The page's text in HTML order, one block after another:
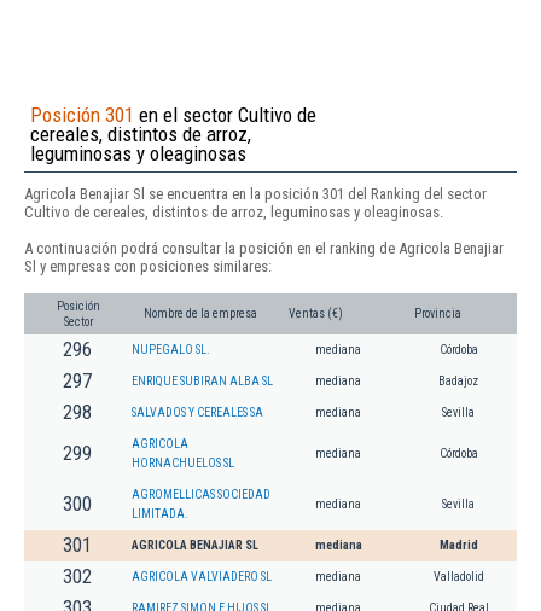
Posición 301 en el sector Cultivo de
cereales, distintos de arroz,
leguminosas y oleaginosas
Agricola Benajiar Sl se encuentra en la posición 301 del Ranking del sector
Cultivo de cereales, distintos de arroz, leguminosas y oleaginosas.
A continuación podrá consultar la posición en el ranking de Agricola Benajiar
Sl y empresas con posiciones similares:
Posición
Sector
Nombre de la empresa Ventas (€) Provincia
296 NUPEGALO SL. mediana Córdoba
297 ENRIQUE SUBIRAN ALBA SL mediana Badajoz
298 SALVADOS Y CEREALES SA mediana Sevilla
299
AGRICOLA
HORNACHUELOS SL
mediana Córdoba
300
AGROMELLICAS SOCIEDAD
LIMITADA.
mediana Sevilla
301 AGRICOLA BENAJIAR SL mediana Madrid
302 AGRICOLA VALVIADERO SL mediana Valladolid
RAMIREZ SIMON E HIJOS SL mediana Ciudad Real